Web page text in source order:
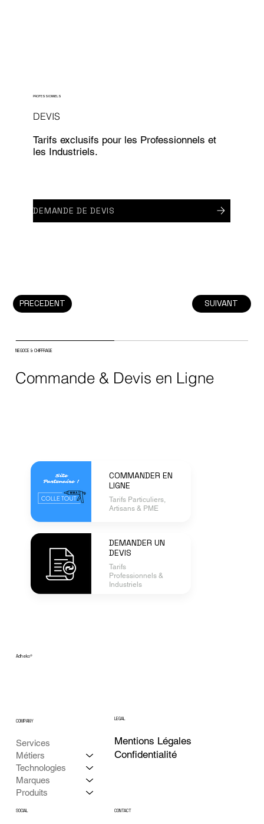
DEVIS
PROFESSIONNELS
Tarifs exclusifs pour les Professionnels et
les Industriels.
DEMANDE DE DEVIS
PRECEDENT SUIVANT
COMMANDER EN
LIGNE
Tarifs Particuliers,
Artisans & PME
DEMANDER UN
DEVIS
Tarifs
Professionnels &
Industriels
Commande & Devis en Ligne
NEGOCE & CHIFFRAGE
Adheko®
Services
Métiers
Technologies
Marques
Produits
COMPANY LEGAL
Confidentialité
Mentions Légales
SOCIAL CONTACT